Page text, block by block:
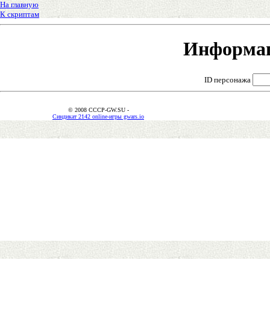
На главную
К скриптам
ID персонажа
© 2008 CCCP-GW.SU -
Синдикат 2142 online-игры gwars.io